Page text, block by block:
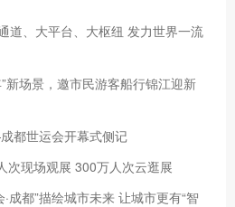
道、大平台、大枢纽 发力世界一流
新场景，邀市民游客船行锦江迎新
都世运会开幕式侧记
次现场观展 300万人次云逛展
成都”描绘城市未来 让城市更有“智